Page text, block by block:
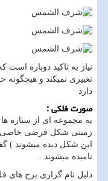
نیاز به تاکید دوباره
تغییری نمیکند و
دارد
صورت فلکی :
به مجموعه ای از ستاره
زمینی شکل فرضی خاصی
این شکل دیده میشوند )
نامیده میشوند .
دلیل نام گزاری برج های